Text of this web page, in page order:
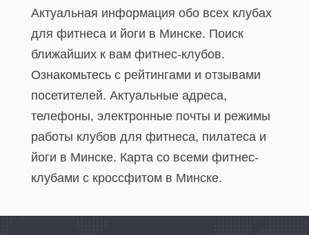
Актуальная информация обо всех клубах
для фитнеса и йоги в Минске. Поиск
ближайших к вам фитнес-клубов.
Ознакомьтесь с рейтингами и отзывами
посетителей. Актуальные адреса,
телефоны, электронные почты и режимы
работы клубов для фитнеса, пилатеса и
йоги в Минске. Карта со всеми фитнес-
клубами c кроссфитом в Минске.